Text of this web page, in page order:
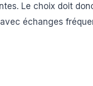
Le choix doit
échanges